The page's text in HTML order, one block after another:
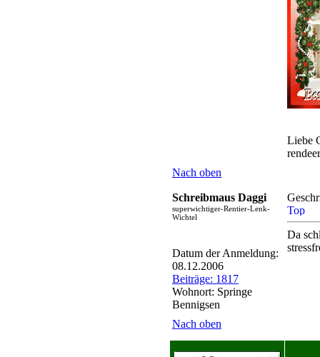
Liebe
rendeer
Nach oben
Schreibmaus Daggi
superwichtiger-Rentier-Lenk-
Wichtel
Datum der Anmeldung:
08.12.2006
Beiträge: 1817
Wohnort: Springe
Bennigsen
Da
Nach oben